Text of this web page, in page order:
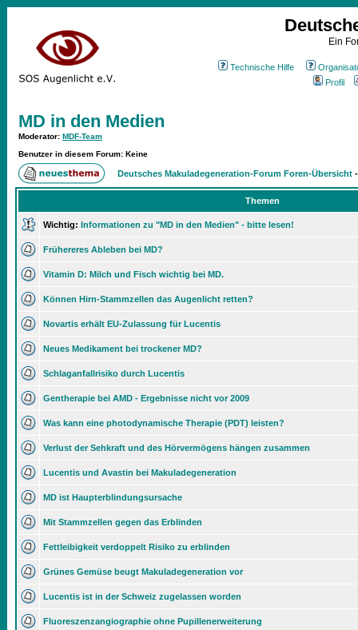
Ein
Technische Hilfe
Profil
MD in den Medien
Moderator: MDF-Team
Benutzer in diesem Forum: Keine
Deutsches Makuladegeneration-Forum Foren-Übersicht
Themen
Wichtig: Informationen zu "MD in den Medien" - bitte lesen!
Frühereres Ableben bei MD?
Vitamin D: Milch und Fisch wichtig bei MD.
Können Hirn-Stammzellen das Augenlicht retten?
Novartis erhält EU-Zulassung für Lucentis
Neues Medikament bei trockener MD?
Schlaganfallrisiko durch Lucentis
Gentherapie bei AMD - Ergebnisse nicht vor 2009
Was kann eine photodynamische Therapie (PDT) leisten?
Verlust der Sehkraft und des Hörvermögens hängen zusammen
Lucentis und Avastin bei Makuladegeneration
MD ist Haupterblindungsursache
Mit Stammzellen gegen das Erblinden
Fettleibigkeit verdoppelt Risiko zu erblinden
Grünes Gemüse beugt Makuladegeneration vor
Lucentis ist in der Schweiz zugelassen worden
Fluoreszenzangiographie ohne Pupillenerweiterung